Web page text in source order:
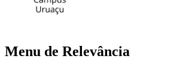
Menu de Relevância